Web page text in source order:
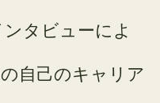
タビューによ
自己のキャリア